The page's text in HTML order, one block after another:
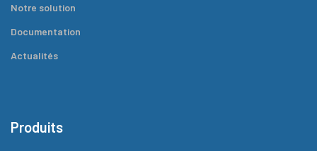
Notre solution
Documentation
Actualités
Produits